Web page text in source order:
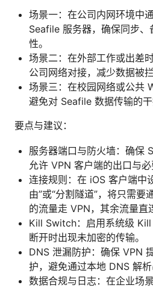
场景一：在公司内网环境中
Seafile 服务器，确保同步、
性。
场景二：在外部工作或出差
公司网络对接，减少数据被拦
场景三：在校园网络或公共
避免对 Seafile 数据传输的干
要点与建议：
服务器端口与防火墙：确保
允许 VPN 客户端的出口与必
连接规则：在 iOS 客户端中
由”或“分割隧道”，将只需
的流量走 VPN，其余流量直
Kill Switch：启用系统级
断开时出现未加密的传输。
DNS 泄漏防护：确保 VPN
护，避免通过本地 DNS 解析
数据合规与日志：在企业场